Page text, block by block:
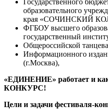
образовательного
края «СОЧИНСКИЙ
ФГБОУ высшего
государственный
Общероссийской
Информационного
(г.Москва),
«ЕДИНЕНИЕ» работает и
КОНКУРС!
Цели и задачи фестиваля-